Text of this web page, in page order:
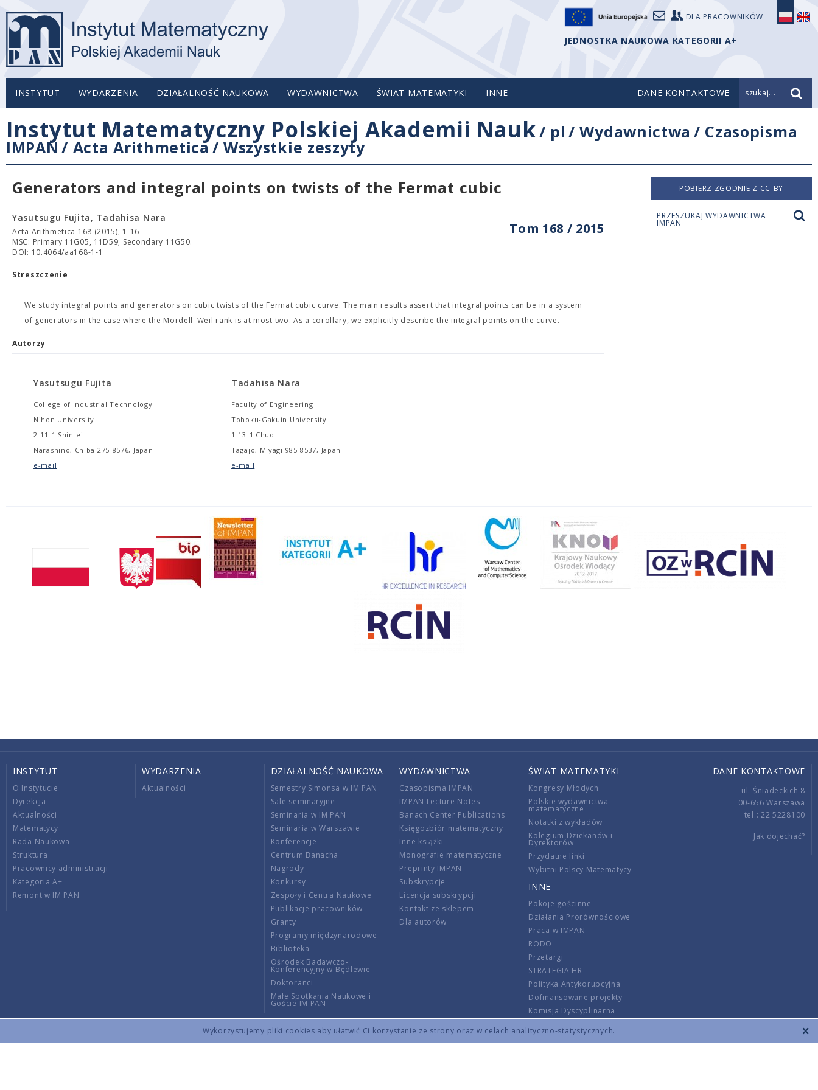
Wykorzystujemy pliki cookies aby ułatwić Ci korzystanie ze strony oraz w celach analityczno-statystycznych.
DLA PRACOWNIKÓW
JEDNOSTKA NAUKOWA KATEGORII A+
INSTYTUT WYDARZENIA DZIAŁALNOŚĆ NAUKOWA WYDAWNICTWA ŚWIAT MATEMATYKI INNE DANE KONTAKTOWE szukaj...
Instytut Matematyczny Polskiej Akademii Nauk/ pl /Wydawnictwa / Czasopisma
IMPAN / Acta Arithmetica/ Wszystkie zeszyty
Generators and integral points on twists of the Fermat cubic
Tom 168 / 2015
Yasutsugu Fujita, Tadahisa Nara
Acta Arithmetica 168 (2015), 1-16
MSC: Primary 11G05, 11D59; Secondary 11G50.
DOI: 10.4064/aa168-1-1
Streszczenie
We study integral points and generators on cubic twists of the Fermat cubic curve. The main results assert that integral points can be in a system
of generators in the case where the Mordell–Weil rank is at most two. As a corollary, we explicitly describe the integral points on the curve.
Autorzy
Yasutsugu Fujita
College of Industrial Technology
Nihon University
2-11-1 Shin-ei
Narashino, Chiba 275-8576, Japan
e-mail
Tadahisa Nara
Faculty of Engineering
Tohoku-Gakuin University
1-13-1 Chuo
Tagajo, Miyagi 985-8537, Japan
e-mail
POBIERZ ZGODNIE Z CC-BY
PRZESZUKAJ WYDAWNICTWA
IMPAN
INSTYTUT
O Instytucie
Dyrekcja
Aktualności
Matematycy
Rada Naukowa
Struktura
Pracownicy administracji
Kategoria A+
Remont w IM PAN
WYDARZENIA
Aktualności
DZIAŁALNOŚĆ NAUKOWA
Semestry Simonsa w IM PAN
Sale seminaryjne
Seminaria w IM PAN
Seminaria w Warszawie
Konferencje
Centrum Banacha
Nagrody
Konkursy
Zespoły i Centra Naukowe
Publikacje pracowników
Granty
Programy międzynarodowe
Biblioteka
Ośrodek Badawczo-
Konferencyjny w Będlewie
Doktoranci
Małe Spotkania Naukowe i
Goście IM PAN
WYDAWNICTWA
Czasopisma IMPAN
IMPAN Lecture Notes
Banach Center Publications
Księgozbiór matematyczny
Inne książki
Monografie matematyczne
Preprinty IMPAN
Subskrypcje
Licencja subskrypcji
Kontakt ze sklepem
Dla autorów
ŚWIAT MATEMATYKI
Kongresy Młodych
Polskie wydawnictwa
matematyczne
Notatki z wykładów
Kolegium Dziekanów i
Dyrektorów
Przydatne linki
Wybitni Polscy Matematycy
INNE
Pokoje gościnne
Działania Prorównościowe
Praca w IMPAN
RODO
Przetargi
STRATEGIA HR
Polityka Antykorupcyjna
Dofinansowane projekty
Komisja Dyscyplinarna
Wnoszenie opłat
DANE KONTAKTOWE
ul. Śniadeckich 8
00-656 Warszawa
tel.: 22 5228100
Jak dojechać?